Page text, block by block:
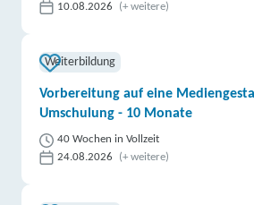
10.08.2026
(+ weitere)
Weiterbildung
Vorbereitung auf eine
Umschulung - 10 Monate
40 Wochen in Vollzeit
24.08.2026
(+ weitere)